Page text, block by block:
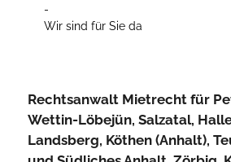
-
Wir sind für Sie da
Mailen Sie uns.